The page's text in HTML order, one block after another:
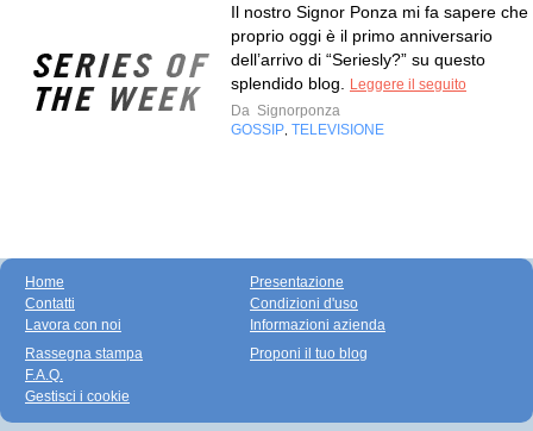
Il nostro Signor Ponza mi fa sapere che
proprio oggi è il primo anniversario
dell’arrivo di “Seriesly?” su questo
splendido blog.
Leggere il seguito
Da Signorponza
GOSSIP TELEVISIONE
Home
Contatti
Lavora con noi
Presentazione
Condizioni d'uso
Informazioni azienda
Rassegna stampa
F.A.Q.
Gestisci i cookie
Proponi il tuo blog